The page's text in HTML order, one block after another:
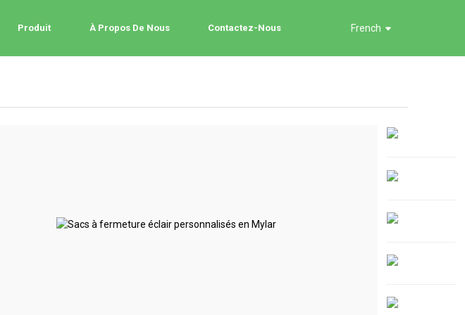
Produit À Propos De Nous Contactez-Nous French